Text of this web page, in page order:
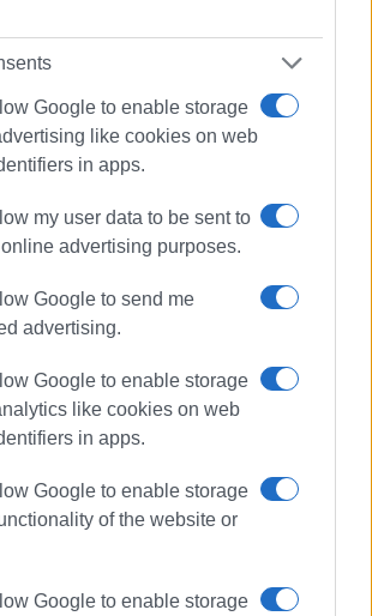
Google to enable storage
like cookies on web
in apps.
my user data to be sent to
advertising purposes.
Google to send me
advertising.
Google to enable storage
like cookies on web
in apps.
Google to enable storage
of the website or
Google to enable storage
το enimerosi στοFacebook
στο e-paper